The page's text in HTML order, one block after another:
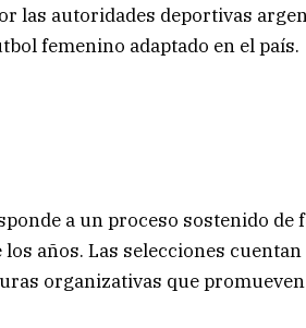
las autoridades deportivas
femenino adaptado en el país.
a un proceso sostenido de
años. Las selecciones
organizativas que